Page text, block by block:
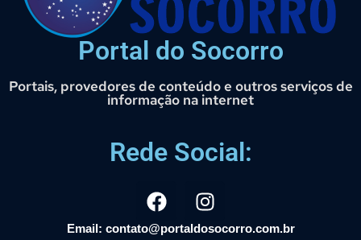
Portal do Socorro
Portais, provedores de conteúdo e outros serviços de
informação na internet
Rede Social:
Email: contato@portaldosocorro.com.br